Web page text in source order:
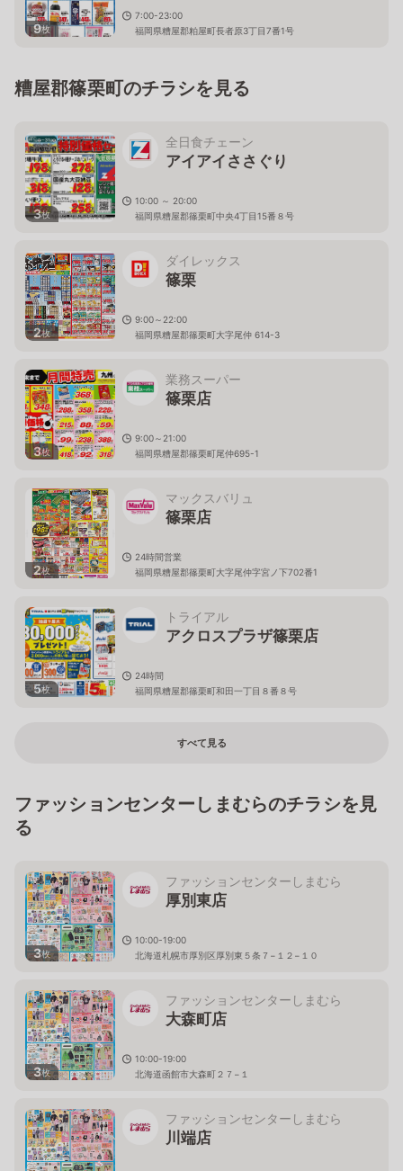
9枚
7:00-23:00
福岡県糟屋郡粕屋町長者原3丁目7番1号
糟屋郡篠栗町のチラシを見る
3枚
全日食チェーン
アイアイささぐり
10:00 ～ 20:00
福岡県糟屋郡篠栗町中央4丁目15番８号
2枚
ダイレックス
篠栗
9:00～22:00
福岡県糟屋郡篠栗町大字尾仲 614-3
3枚
業務スーパー
篠栗店
9:00～21:00
福岡県糟屋郡篠栗町尾仲695-1
2枚
マックスバリュ
篠栗店
24時間営業
福岡県糟屋郡篠栗町大字尾仲字宮ノ下702番1
5枚
トライアル
アクロスプラザ篠栗店
24時間
福岡県糟屋郡篠栗町和田一丁目８番８号
すべて見る
ファッションセンターしまむらのチラシを見
る
3枚
ファッションセンターしまむら
厚別東店
10:00-19:00
北海道札幌市厚別区厚別東５条７−１２−１０
3枚
ファッションセンターしまむら
大森町店
10:00-19:00
北海道函館市大森町２７−１
ファッションセンターしまむら
川端店